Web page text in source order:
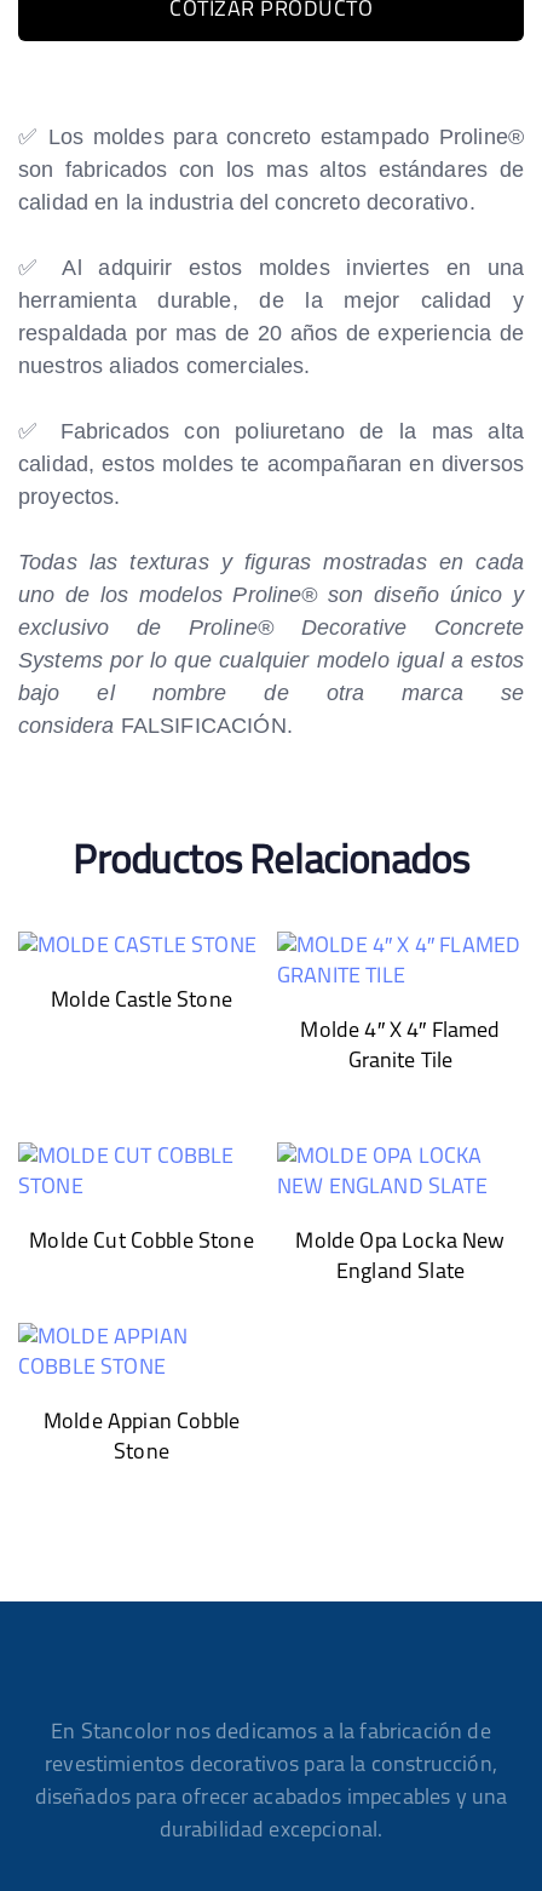
COTIZAR PRODUCTO
✅ Los moldes para concreto estampado Proline®
son fabricados con los mas altos estándares de
calidad en la industria del concreto decorativo.
✅ Al adquirir estos moldes inviertes en una
herramienta durable, de la mejor calidad y
respaldada por mas de 20 años de experiencia de
nuestros aliados comerciales.
✅ Fabricados con poliuretano de la mas alta
calidad, estos moldes te acompañaran en diversos
proyectos.
Todas las texturas y figuras mostradas en cada
uno de los modelos Proline® son diseño único y
exclusivo de Proline® Decorative Concrete
Systems por lo que cualquier modelo igual a estos
bajo el nombre de otra marca se
considera FALSIFICACIÓN.
Productos Relacionados
Molde Castle Stone
Molde 4″ X 4″ Flamed
Granite Tile
Molde Cut Cobble Stone
Molde Opa Locka New
England Slate
Molde Appian Cobble
Stone
En Stancolor nos dedicamos a la fabricación de
revestimientos decorativos para la construcción,
diseñados para ofrecer acabados impecables y una
durabilidad excepcional.